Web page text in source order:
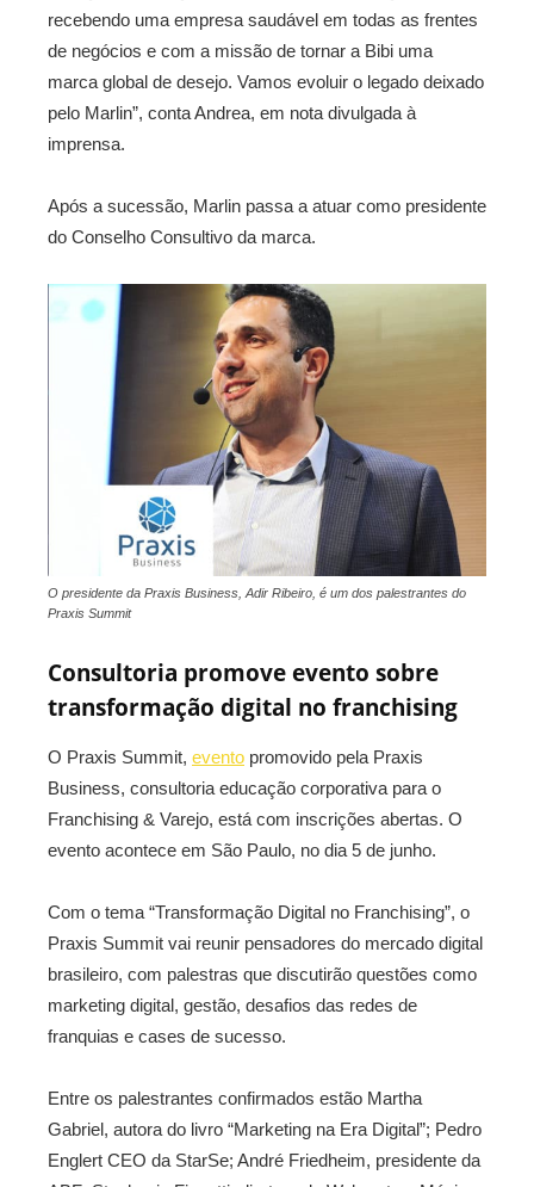
recebendo uma empresa saudável em todas as frentes
de negócios e com a missão de tornar a Bibi uma
marca global de desejo. Vamos evoluir o legado deixado
pelo Marlin”, conta Andrea, em nota divulgada à
imprensa.
Após a sucessão, Marlin passa a atuar como presidente
do Conselho Consultivo da marca.
O presidente da Praxis Business, Adir Ribeiro, é um dos palestrantes do
Praxis Summit
Consultoria promove evento sobre
transformação digital no franchising
O Praxis Summit, evento promovido pela Praxis
Business, consultoria educação corporativa para o
Franchising & Varejo, está com inscrições abertas. O
evento acontece em São Paulo, no dia 5 de junho.
Com o tema “Transformação Digital no Franchising”, o
Praxis Summit vai reunir pensadores do mercado digital
brasileiro, com palestras que discutirão questões como
marketing digital, gestão, desafios das redes de
franquias e cases de sucesso.
Entre os palestrantes confirmados estão Martha
Gabriel, autora do livro “Marketing na Era Digital”; Pedro
Englert CEO da StarSe; André Friedheim, presidente da